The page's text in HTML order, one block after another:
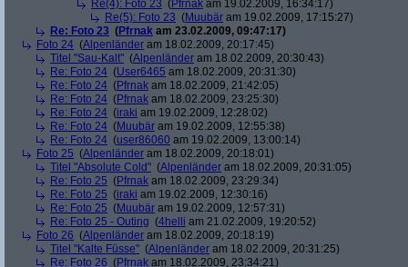
Re(4): Foto 23 (Pfrnak am 19.02.2009, 16:34:17)
Re(5): Foto 23 (Muubär am 19.02.2009, 17:15:27)
Re: Foto 23 (Pfrnak am 23.02.2009, 09:47:17)
Foto 24 (Alpenländer am 18.02.2009, 20:17:45)
Titel "Sau-Kalt" (Alpenländer am 18.02.2009, 20:30:43)
Re: Foto 24 (User6465 am 18.02.2009, 20:31:30)
Re: Foto 24 (Pfrnak am 18.02.2009, 21:42:05)
Re: Foto 24 (Pfrnak am 18.02.2009, 23:25:30)
Re: Foto 24 (iraki am 19.02.2009, 12:28:02)
Re: Foto 24 (Muubär am 19.02.2009, 12:55:38)
Re: Foto 24 (user86060 am 19.02.2009, 13:00:14)
Foto 25 (Alpenländer am 18.02.2009, 20:18:01)
Titel "Absolute Cold" (Alpenländer am 18.02.2009, 20:31:05)
Re: Foto 25 (Pfrnak am 18.02.2009, 23:29:34)
Re: Foto 25 (iraki am 19.02.2009, 12:30:16)
Re: Foto 25 (Muubär am 19.02.2009, 12:57:31)
Re: Foto 25 - Outing (4helli am 21.02.2009, 19:20:52)
Foto 26 (Alpenländer am 18.02.2009, 20:18:19)
Titel "Kalte Füsse" (Alpenländer am 18.02.2009, 20:31:25)
Re: Foto 26 (Pfrnak am 18.02.2009, 23:34:21)